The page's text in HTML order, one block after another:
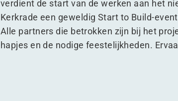
verdient de start van de werken aan het
Kerkrade een geweldig Start to Build-
Alle partners die betrokken zijn bij het
hapjes en de nodige feestelijkheden.